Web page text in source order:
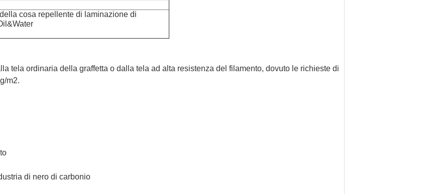
cosa repellente di laminazione di
tela ordinaria della graffetta o dalla tela ad alta resistenza del filamento, dovuto le richieste di
m2.
di nero di carbonio